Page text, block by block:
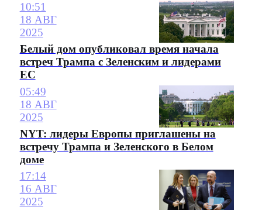
10:51
18 АВГ
2025
Белый дом опубликовал время начала
встреч Трампа с Зеленским и лидерами
ЕС
05:49
18 АВГ
2025
NYT: лидеры Европы приглашены на
встречу Трампа и Зеленского в Белом
доме
17:14
16 АВГ
2025